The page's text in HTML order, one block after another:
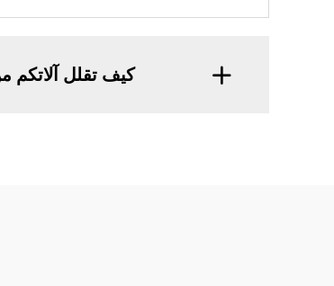
كيف تقلل آلاتكم من